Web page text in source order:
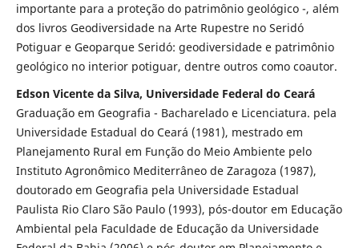
importante para a proteção do patrimônio geológico -, além
dos livros Geodiversidade na Arte Rupestre no Seridó
Potiguar e Geoparque Seridó: geodiversidade e patrimônio
geológico no interior potiguar, dentre outros como coautor.
Edson Vicente da Silva, Universidade Federal do Ceará
Graduação em Geografia - Bacharelado e Licenciatura. pela
Universidade Estadual do Ceará (1981), mestrado em
Planejamento Rural em Função do Meio Ambiente pelo
Instituto Agronômico Mediterrâneo de Zaragoza (1987),
doutorado em Geografia pela Universidade Estadual
Paulista Rio Claro São Paulo (1993), pós-doutor em Educação
Ambiental pela Faculdade de Educação da Universidade